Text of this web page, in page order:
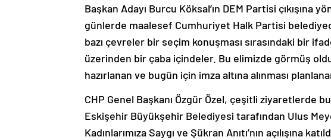
Başkan Adayı Burcu Köksal’ın DEM Partisi çıkışına
günlerde maalesef Cumhuriyet Halk Partisi
bazı çevreler bir seçim konuşması sırasındaki bir
üzerinden bir çaba içindeler. Bu elimizde görmüş
hazırlanan ve bugün için imza altına alınması
CHP Genel Başkanı Özgür Özel, çeşitli ziyaretlerde
Eskişehir Büyükşehir Belediyesi tarafından Ulus
Kadınlarımıza Saygı ve Şükran Anıtı’nın açılışına